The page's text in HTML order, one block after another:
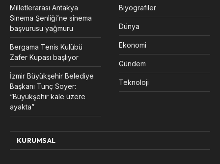
Milletlerarası Antakya
Sinema Şenliği’ne sinema
başvurusu yağmuru
Bergama Tenis Kulübü
Zafer Kupası başlıyor
İzmir Büyükşehir Belediye
Başkanı Tunç Soyer:
“Büyükşehir kale üzere
ayakta”
Biyografiler
Dünya
Ekonomi
Gündem
Teknoloji
KURUMSAL